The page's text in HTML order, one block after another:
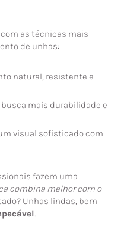
as técnicas mais
de unhas:
natural, resistente e
mais durabilidade e
visual sofisticado com
fazem uma
combina melhor com o
Unhas lindas, bem